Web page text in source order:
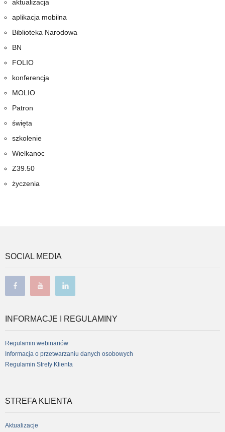
aktualizacja
aplikacja mobilna
Biblioteka Narodowa
BN
FOLIO
konferencja
MOLIO
Patron
święta
szkolenie
Wielkanoc
Z39.50
życzenia
SOCIAL MEDIA
INFORMACJE I REGULAMINY
Regulamin webinariów
Informacja o przetwarzaniu danych osobowych
Regulamin Strefy Klienta
STREFA KLIENTA
Aktualizacje